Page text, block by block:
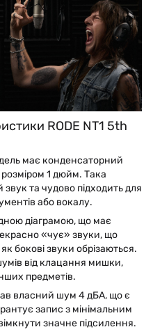
RODE NT1 5th
має конденсаторний
1 дюйм. Така
та чудово підходить для
або вокалу.
діаграмою, що має
«чує» звуки, що
бокові звуки обрізаються.
від клацання мишки,
предметів.
власний шум 4 дБА, що є
запис з мінімальним
значне підсилення.